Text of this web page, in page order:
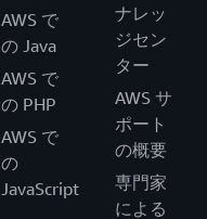
AWS で
の Java
AWS で
の PHP
AWS で
の
JavaScript
ナレッ
ジセン
ター
AWS サ
ポート
の概要
専門家
による